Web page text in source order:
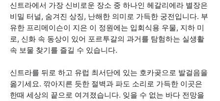
신트라에서 가장 신비로운 장소 중 하나인 헤갈리에라 별장은
비밀 터널, 숨겨진 상징, 난해한 의미로 가득한 궁전입니다. 부
유한 프리메이슨이 지은 이 정원에는 입회식용 우물, 지하 미
로, 신화 속 동상이 있어 포르투갈의 과거를 탐험하는 실생활
속 보물 찾기를 즐길 수 있습니다.
신트라를 뒤로 하고 유럽 최서단에 있는 호카곶으로 발걸음을
옮기세요. 깎아지른 듯한 절벽과 파도 소리로 가득한 이곳은
한때 세상의 끝으로 여겨졌습니다. 잊을 수 없는 바다 전망을